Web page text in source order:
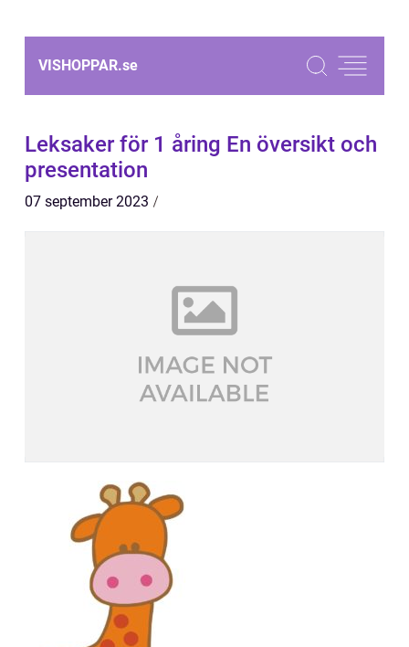
VISHOPPAR.se
Leksaker för 1 åring En översikt och
presentation
07 september 2023